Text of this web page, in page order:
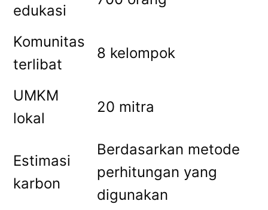
edukasi
Komunitas
terlibat
8 kelompok
UMKM
lokal
20 mitra
Estimasi
karbon
Berdasarkan metode
perhitungan yang
digunakan